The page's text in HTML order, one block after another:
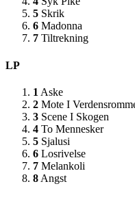
5 Skrik
6 Madonna
7 Tiltrekning
LP
1 Aske
2 Mote I
3 Scene I Skogen
4 To Mennesker
5 Sjalusi
6 Losrivelse
7 Melankoli
8 Angst